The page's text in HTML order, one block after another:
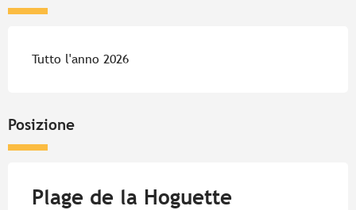
Tutto l'anno 2026
Posizione
Plage de la Hoguette